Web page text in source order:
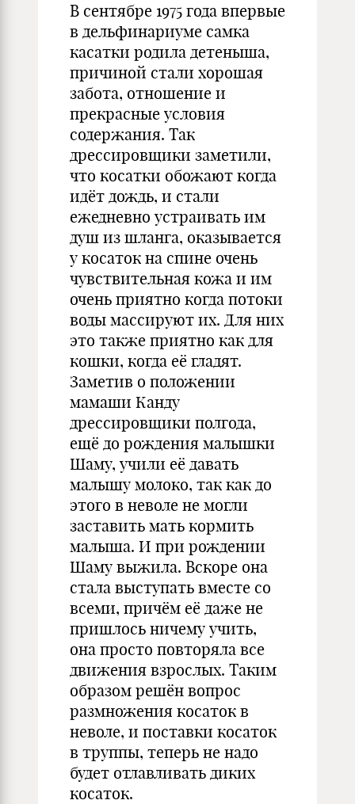
В сентябре 1975 года впервые
в дельфинариуме самка
касатки родила детеныша,
причиной стали хорошая
забота, отношение и
прекрасные условия
содержания. Так
дрессировщики заметили,
что косатки обожают когда
идёт дождь, и стали
ежедневно устраивать им
душ из шланга, оказывается
у косаток на спине очень
чувствительная кожа и им
очень приятно когда потоки
воды массируют их. Для них
это также приятно как для
кошки, когда её гладят.
Заметив о положении
мамаши Канду
дрессировщики полгода,
ещё до рождения малышки
Шаму, учили её давать
малышу молоко, так как до
этого в неволе не могли
заставить мать кормить
малыша. И при рождении
Шаму выжила. Вскоре она
стала выступать вместе со
всеми, причём её даже не
пришлось ничему учить,
она просто повторяла все
движения взрослых. Таким
образом решён вопрос
размножения косаток в
неволе, и поставки косаток
в труппы, теперь не надо
будет отлавливать диких
косаток.